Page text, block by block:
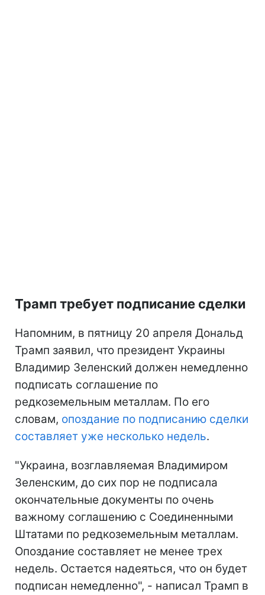
Трамп требует подписание сделки
Напомним, в пятницу 20 апреля Дональд
Трамп заявил, что президент Украины
Владимир Зеленский должен немедленно
подписать соглашение по
редкоземельным металлам. По его
словам, опоздание по подписанию сделки
составляет уже несколько недель.
"Украина, возглавляемая Владимиром
Зеленским, до сих пор не подписала
окончательные документы по очень
важному соглашению с Соединенными
Штатами по редкоземельным металлам.
Опоздание составляет не менее трех
недель. Остается надеяться, что он будет
подписан немедленно", - написал Трамп в